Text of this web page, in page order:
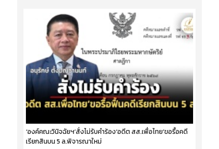
‘องค์คณะวินิจฉัยฯ’สั่งไม่รับคำร้อง‘อดีต สส.เพื่อไทย’ขอรื้อคดี
เรียกสินบน 5 ล.พิจารณาใหม่